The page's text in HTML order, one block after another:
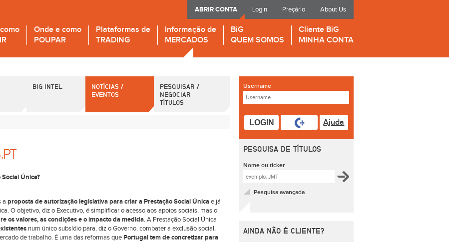
Login Preçário About Us
ABRIR CONTA
Onde e como
POUPAR
Plataformas de
TRADING
Informação de
MERCADOS
BiG
QUEM SOMOS
Cliente BiG
MINHA CONTA
BIG INTEL
NOTÍCIAS /
EVENTOS
PESQUISAR /
NEGOCIAR
TÍTULOS
Única?
a proposta de autorização legislativa para criar a Prestação Social Únicae já
O objetivo, diz o Executivo, é simplificar o acesso aos apoios sociais, mas o
os valores, as condições e o impacto da medida. A Prestação Social Única
num único subsídio para, diz o Governo, combater a exclusão social,
de trabalho. É uma das reformas quePortugal tem de concretizar para
Username
LOGIN Ajuda
PESQUISA DE TÍTULOS
Nome ou ticker
Pesquisa avançada
AINDA NÃO É CLIENTE?